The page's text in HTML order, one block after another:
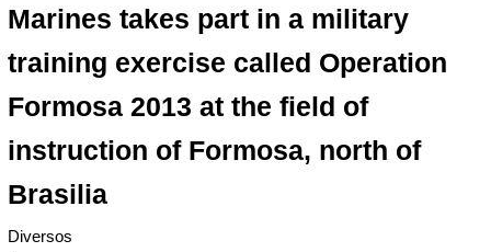
Marines takes part in a military
training exercise called Operation
Formosa 2013 at the field of
instruction of Formosa, north of
Brasilia
Diversos